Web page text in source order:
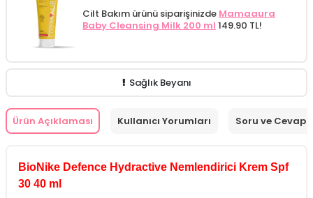
Cilt Bakım ürünü siparişinizde Mamaaura
Baby Cleansing Milk 200 ml 149.90 TL!
Sağlık Beyanı
Ürün Açıklaması Kullanıcı Yorumları Soru ve Cevap
BioNike Defence Hydractive Nemlendirici Krem Spf
30 40 ml